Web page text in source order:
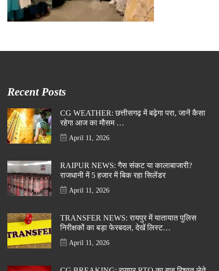
Recent Posts
CG WEATHER: छत्तीसगढ़ में बढ़ेगा परा, जानें कैसा
रहेगा आज का मौसम …
April 11, 2026
RAIPUR NEWS: गैस संकट या कालाबाजारी?
राजधानी में 5 हजार में बिक रहा सिलेंडर
April 11, 2026
TRANSFER NEWS: रायपुर में यातायात पुलिस
निरीक्षकों का बड़ा फेरबदल, देखें लिस्ट…
April 11, 2026